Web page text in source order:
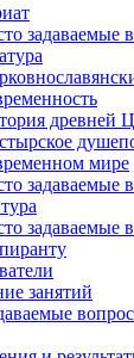
задаваемые
древней
мире
задаваемые
задаваемые
занятий